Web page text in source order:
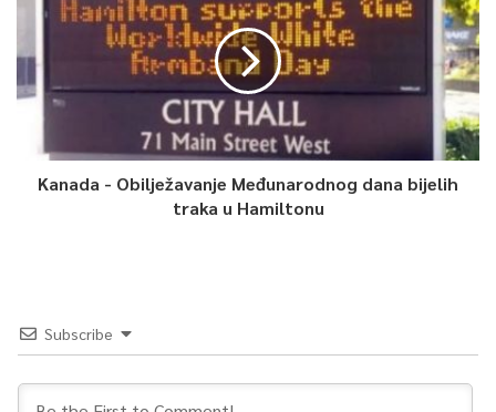
Kanada - Obilježavanje Međunarodnog dana bijelih
traka u Hamiltonu
Subscribe